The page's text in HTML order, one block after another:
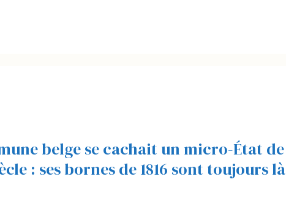
belge se cachait un micro-État de
: ses bornes de 1816 sont toujours là